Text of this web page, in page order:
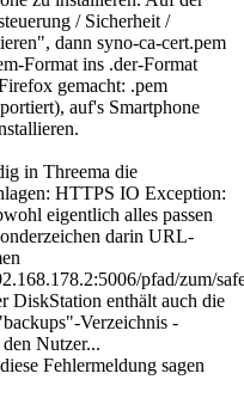
/ Sicherheit /
dann syno-ca-cert.pem
Format ins .der-Format
gemacht: .pem
auf's Smartphone
in Threema die
HTTPS IO Exception:
eigentlich alles passen
darin URL-
pfad/zum/
DiskStation enthält auch die
Verzeichnis -
Nutzer...
Fehlermeldung sagen